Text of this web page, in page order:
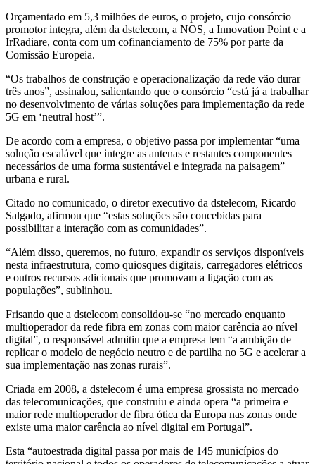
Orçamentado em 5,3 milhões de euros, o projeto, cujo consórcio
promotor integra, além da dstelecom, a NOS, a Innovation Point e a
IrRadiare, conta com um cofinanciamento de 75% por parte da
Comissão Europeia.
“Os trabalhos de construção e operacionalização da rede vão durar
três anos”, assinalou, salientando que o consórcio “está já a trabalhar
no desenvolvimento de várias soluções para implementação da rede
5G em ‘neutral host’”.
De acordo com a empresa, o objetivo passa por implementar “uma
solução escalável que integre as antenas e restantes componentes
necessários de uma forma sustentável e integrada na paisagem”
urbana e rural.
Citado no comunicado, o diretor executivo da dstelecom, Ricardo
Salgado, afirmou que “estas soluções são concebidas para
possibilitar a interação com as comunidades”.
“Além disso, queremos, no futuro, expandir os serviços disponíveis
nesta infraestrutura, como quiosques digitais, carregadores elétricos
e outros recursos adicionais que promovam a ligação com as
populações”, sublinhou.
Frisando que a dstelecom consolidou-se “no mercado enquanto
multioperador da rede fibra em zonas com maior carência ao nível
digital”, o responsável admitiu que a empresa tem “a ambição de
replicar o modelo de negócio neutro e de partilha no 5G e acelerar a
sua implementação nas zonas rurais”.
Criada em 2008, a dstelecom é uma empresa grossista no mercado
das telecomunicações, que construiu e ainda opera “a primeira e
maior rede multioperador de fibra ótica da Europa nas zonas onde
existe uma maior carência ao nível digital em Portugal”.
Esta “autoestrada digital passa por mais de 145 municípios do